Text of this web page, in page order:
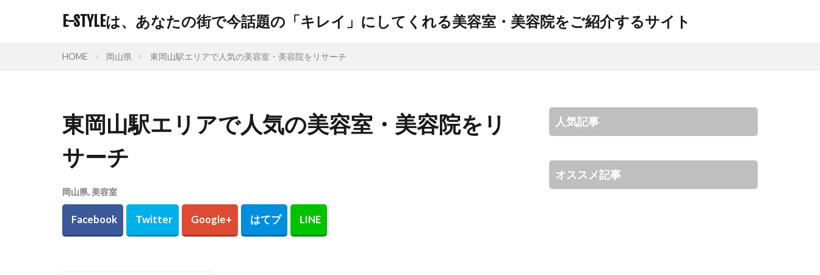
E-STYLEは、あなたの街で今話題の「キレイ」にしてくれる美容室・美容院をご紹介するサイト
HOME 岡山県 東岡山駅エリアで人気の美容室・美容院をリサーチ
東岡山駅エリアで人気の美容室・美容院をリ
サーチ
岡山県,美容室
人気記事
オススメ記事